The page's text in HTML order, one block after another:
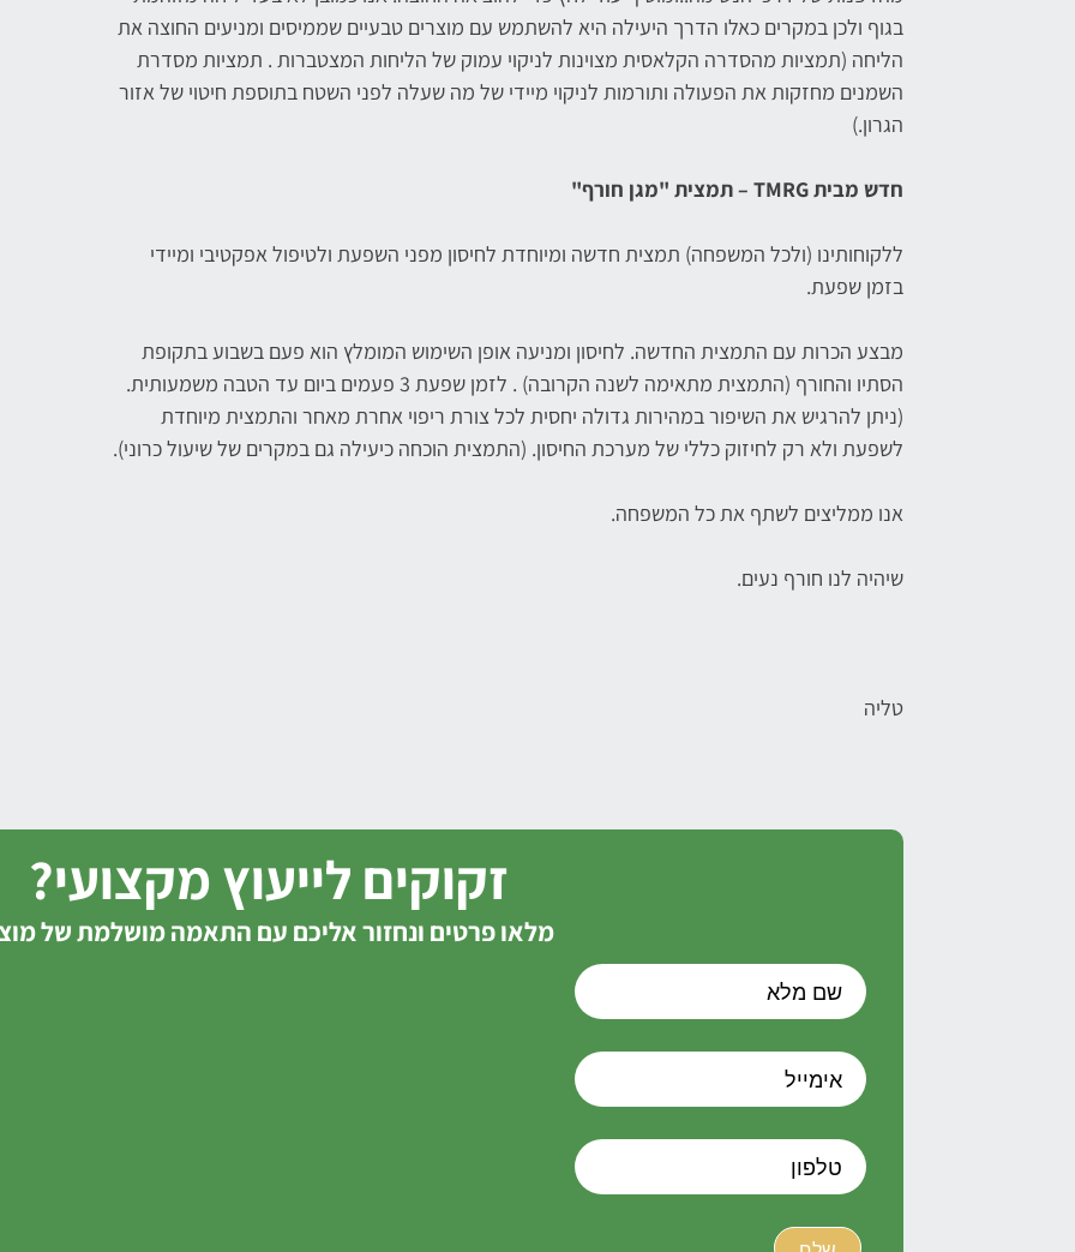
בגוף ולכן במקרים כאלו הדרך היעילה היא להשתמש עם מוצרים טבעיים שממיסים ומניעים החוצה את
הליחה (תמציות מהסדרה הקלאסית מצוינות לניקוי עמוק של הליחות המצטברות . תמציות מסדרת
השמנים מחזקות את הפעולה ותורמות לניקוי מיידי של מה שעלה לפני השטח בתוספת חיטוי של אזור
הגרון.)
חדש מבית TMRG – תמצית "מגן חורף"
ללקוחותינו (ולכל המשפחה) תמצית חדשה ומיוחדת לחיסון מפני השפעת ולטיפול אפקטיבי ומיידי
בזמן שפעת.
מבצע הכרות עם התמצית החדשה. לחיסון ומניעה אופן השימוש המומלץ הוא פעם בשבוע בתקופת
הסתיו והחורף (התמצית מתאימה לשנה הקרובה) . לזמן שפעת 3 פעמים ביום עד הטבה משמעותית.
(ניתן להרגיש את השיפור במהירות גדולה יחסית לכל צורת ריפוי אחרת מאחר והתמצית מיוחדת
לשפעת ולא רק לחיזוק כללי של מערכת החיסון. (התמצית הוכחה כיעילה גם במקרים של שיעול כרוני).
אנו ממליצים לשתף את כל המשפחה.
שיהיה לנו חורף נעים.
טליה
זקוקים לייעוץ מקצועי?
מלאו פרטים ונחזור אליכם עם התאמה מושלמת של